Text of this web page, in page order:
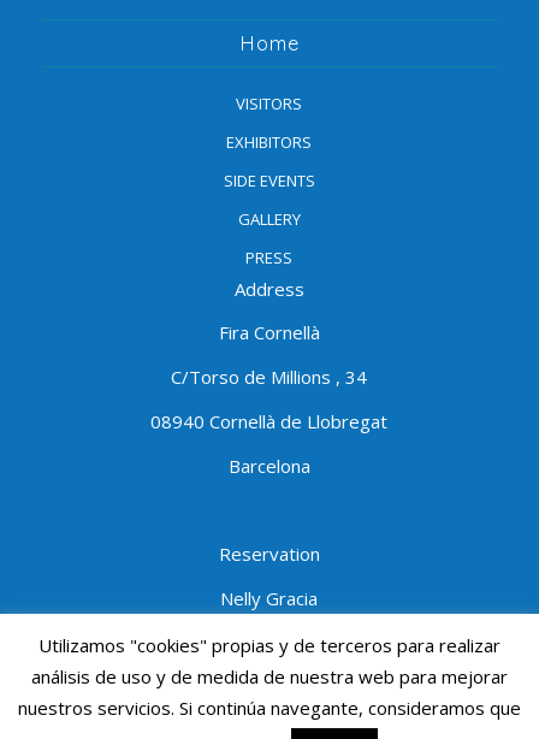
Home
VISITORS
EXHIBITORS
SIDE EVENTS
GALLERY
PRESS
Address
Fira Cornellà
C/Torso de Millions , 34
08940 Cornellà de Llobregat
Barcelona
Reservation
Nelly Gracia
Tel:934740202 ext.1403
Mobile:690691950
ngracia@procornella.cat
Utilizamos "cookies" propias y de terceros para realizar
análisis de uso y de medida de nuestra web para mejorar
nuestros servicios. Si continúa navegante, consideramos que